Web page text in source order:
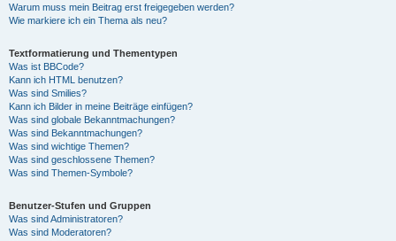
Warum muss mein Beitrag erst freigegeben werden?
Wie markiere ich ein Thema als neu?
Textformatierung und Thementypen
Was ist BBCode?
Kann ich HTML benutzen?
Was sind Smilies?
Kann ich Bilder in meine Beiträge einfügen?
Was sind globale Bekanntmachungen?
Was sind Bekanntmachungen?
Was sind wichtige Themen?
Was sind geschlossene Themen?
Was sind Themen-Symbole?
Benutzer-Stufen und Gruppen
Was sind Administratoren?
Was sind Moderatoren?